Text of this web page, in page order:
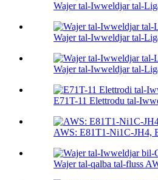
Wajer tal-Iwweldjar tal-
Wajer tal-Iwweldjar tal-
Wajer tal-Iwweldjar tal-
E71T-11 Elettrodu tal-
AWS: E81T1-Ni1C-JH4,
Wajer tal-qalba tal-fluss